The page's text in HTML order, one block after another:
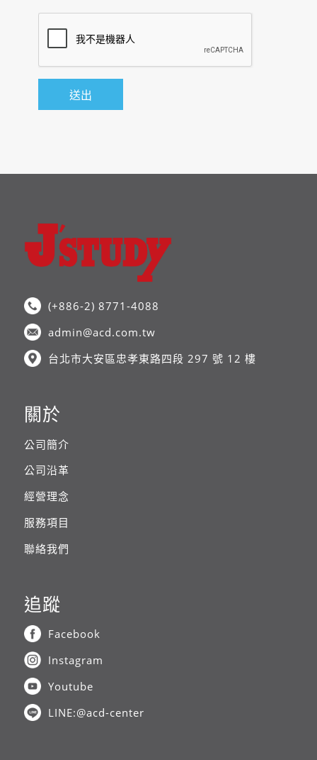
(+886-2) 8771-4088
admin@acd.com.tw
台北市大安區忠孝東路四段 297 號 12 樓
關於
公司簡介
公司沿革
經營理念
服務項目
聯絡我們
追蹤
Facebook
Instagram
Youtube
LINE:@acd-center